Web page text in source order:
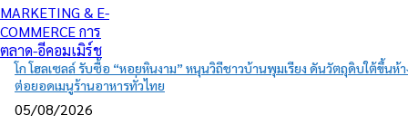
MARKETING & E-
COMMERCE การ
ตลาด-อีคอมเมิร์ช
โก โฮลเซลล์ รับซื้อ “หอยหินงาม” หนุนวิถีชาวบ้านพุมเรียง ดันวัตถุดิบใต้ขึ้นห้า
ต่อยอดเมนูร้านอาหารทั่วไทย
05/08/2026